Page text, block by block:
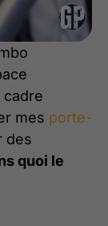
cadre
mes porte-
des
quoi le